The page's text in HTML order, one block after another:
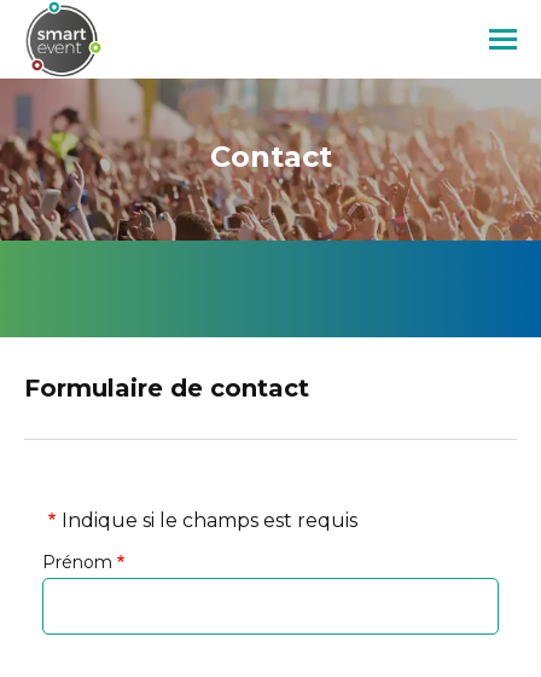
Aller
contenu
principal
Image
Contact
Formulaire de contact
Indique si le champs est requis
Prénom